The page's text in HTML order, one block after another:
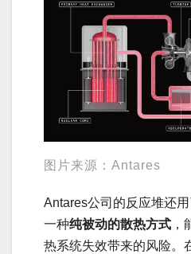
图片来源：Antares
Antares公司的反应堆还
一种纯被动的散热方式
热系统失效带来的风险。